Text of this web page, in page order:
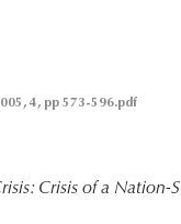
4, pp 573-596.pdf
Crisis of a Nation-